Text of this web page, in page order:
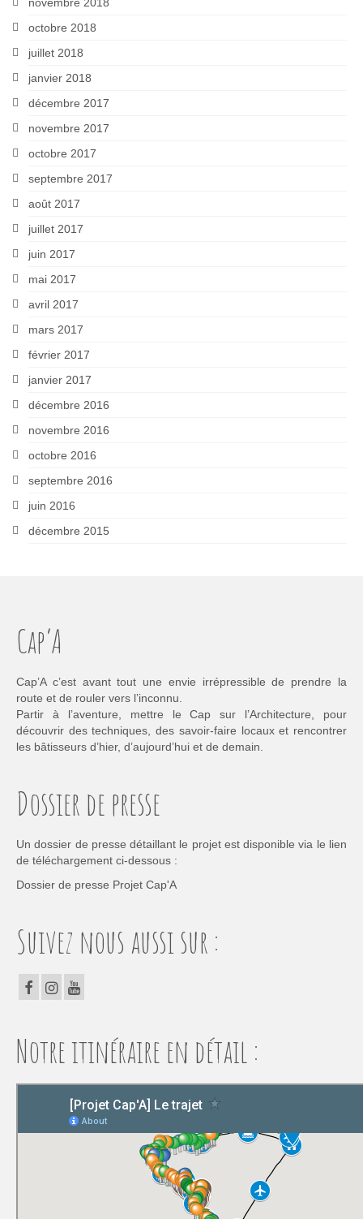
novembre 2018
octobre 2018
juillet 2018
janvier 2018
décembre 2017
novembre 2017
octobre 2017
septembre 2017
août 2017
juillet 2017
juin 2017
mai 2017
avril 2017
mars 2017
février 2017
janvier 2017
décembre 2016
novembre 2016
octobre 2016
septembre 2016
juin 2016
décembre 2015
Cap’A
Cap’A c’est avant tout une envie irrépressible de prendre la
route et de rouler vers l’inconnu.
Partir à l’aventure, mettre le Cap sur l’Architecture, pour
découvrir des techniques, des savoir-faire locaux et rencontrer
les bâtisseurs d’hier, d’aujourd’hui et de demain.
Dossier de presse
Un dossier de presse détaillant le projet est disponible via le lien
de téléchargement ci-dessous :
Dossier de presse Projet Cap'A
Suivez nous aussi sur :
Notre itinéraire en détail :